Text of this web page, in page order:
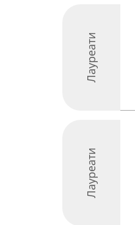
Лауреати
Лауреати